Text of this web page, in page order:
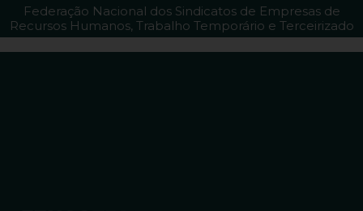
Federação Nacional dos Sindicatos de Empresas de
Recursos Humanos, Trabalho Temporário e Terceirizado